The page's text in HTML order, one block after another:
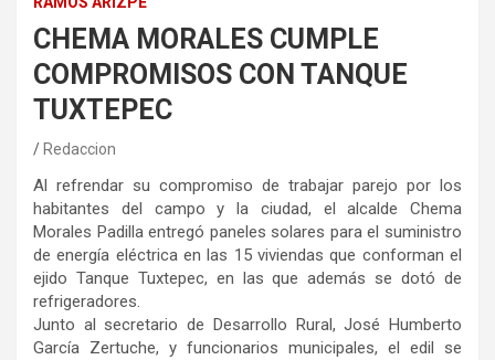
CHEMA MORALES CUMPLE
COMPROMISOS CON TANQUE
TUXTEPEC
Redaccion
Al refrendar su compromiso de trabajar parejo por los
habitantes del campo y la ciudad, el alcalde Chema
Morales Padilla entregó paneles solares para el suministro
de energía eléctrica en las 15 viviendas que conforman el
ejido Tanque Tuxtepec, en las que además se dotó de
refrigeradores.
Junto al secretario de Desarrollo Rural, José Humberto
García Zertuche, y funcionarios municipales, el edil se